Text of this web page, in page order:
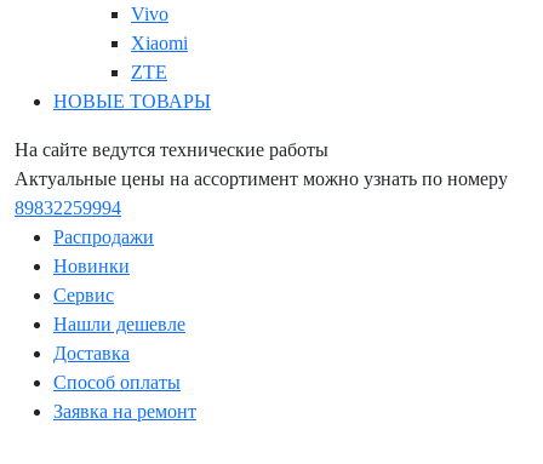
Vivo
Xiaomi
ZTE
НОВЫЕ ТОВАРЫ
На сайте ведутся технические работы
Актуальные цены на ассортимент можно узнать по номеру
89832259994
Распродажи
Новинки
Сервис
Нашли дешевле
Доставка
Способ оплаты
Заявка на ремонт